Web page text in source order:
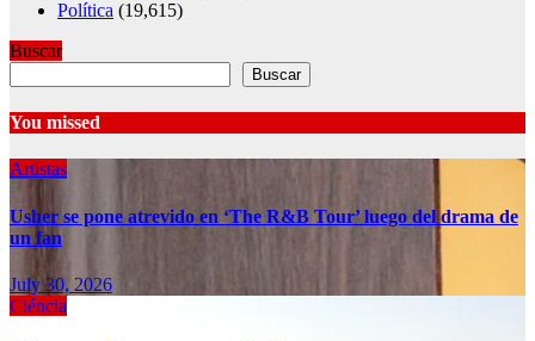
Política (19,615)
Buscar
Buscar
You missed
Artistas
Usher se pone atrevido en ‘The R&B Tour’ luego del drama de
un fan
July 30, 2026
Ciéncia